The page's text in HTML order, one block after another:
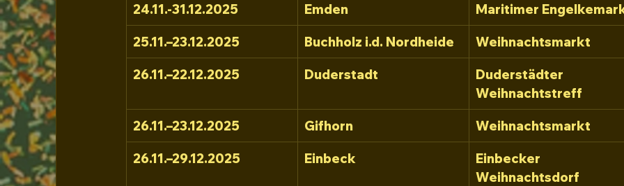
24.11.-31.12.2025 Emden Maritimer
25.11.–23.12.2025 Buchholz i.d. Nordheide Weihnachtsmarkt
26.11.–22.12.2025 Duderstadt
Duderstädter
Weihnachtstreff
26.11.–23.12.2025 Gifhorn Weihnachtsmarkt
26.11.–29.12.2025 Einbeck
Einbecker
Weihnachtsdorf